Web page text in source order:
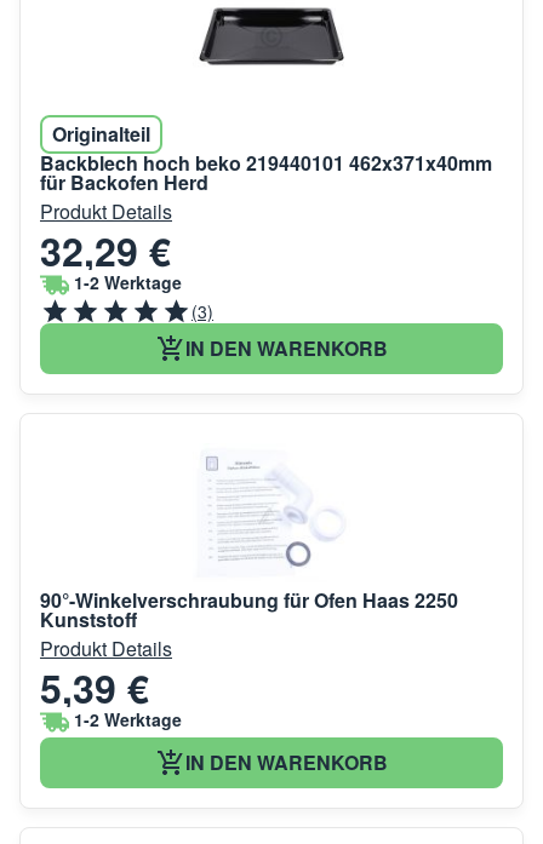
Originalteil
Backblech hoch beko 219440101 462x371x40mm
für Backofen Herd
Produkt Details
32,29 €
1-2 Werktage
(3)
IN DEN WARENKORB
90°-Winkelverschraubung für Ofen Haas 2250
Kunststoff
Produkt Details
5,39 €
1-2 Werktage
IN DEN WARENKORB